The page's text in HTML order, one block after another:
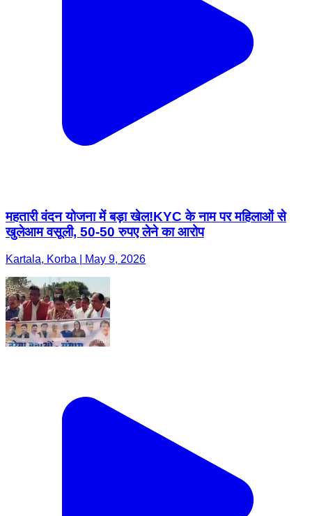
महतारी वंदन योजना में बड़ा खेल!KYC के नाम पर महिलाओं से
खुलेआम वसूली, 50-50 रुपए लेने का आरोप
Kartala, Korba | May 9, 2026